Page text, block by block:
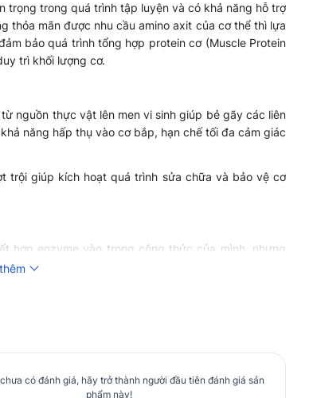
trọng trong quá trình tập luyện và có khả năng hỗ trợ
thỏa mãn được nhu cầu amino axit của cơ thể thì lựa
bảo quá trình tổng hợp protein cơ (Muscle Protein
trì khối lượng cơ.
nguồn thực vật lên men vi sinh giúp bẻ gãy các liên
năng hấp thụ vào cơ bắp, hạn chế tối đa cảm giác
trội giúp kích hoạt quá trình sửa chữa và bảo vệ cơ
hợp enzyme vào trong công thức của mình, nhưng
thông thường thành một loại supp đa chức năng,
workout.
có đánh giá, hãy trở thành người đầu tiên đánh giá sản
phẩm này!